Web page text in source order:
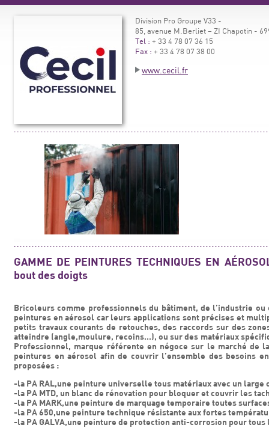
Division Pro Groupe V33 -
85, avenue M.Berliet – ZI Chapotin -
Tel : + 33 4 78 07 36 15
Fax : + 33 4 78 07 38 00
www.cecil.fr
GAMME DE PEINTURES TECHNIQUES EN
bout des doigts
Bricoleurs comme professionnels du bâtiment, de l’industrie
peintures en aérosol car leurs applications sont précises et
petits travaux courants de retouches, des raccords sur des
atteindre (angle,moulure, recoins...), ou sur des matériaux
Professionnel, marque référente en négoce sur le marché de
peintures en aérosol afin de couvrir l’ensemble des besoins
proposées :
-la PA RAL,une peinture universelle tous matériaux avec un large
-la PA MTD, un blanc de rénovation pour bloquer et couvrir les
-la PA MARK,une peinture de marquage temporaire toutes
-la PA 650,une peinture technique résistante aux fortes
-la PA GALVA,une peinture de protection anti-corrosion pour tous